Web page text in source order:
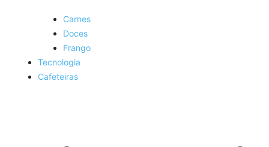
Carnes
Doces
Frango
Tecnologia
Cafeteiras